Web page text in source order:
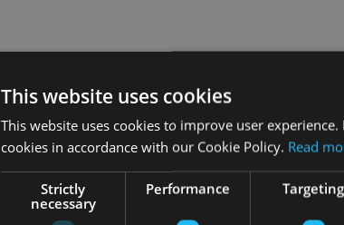
This website uses cookies
This website uses cookies to improve user
cookies in accordance with our Cookie Policy. Read
Strictly
necessary
Performance Targeting